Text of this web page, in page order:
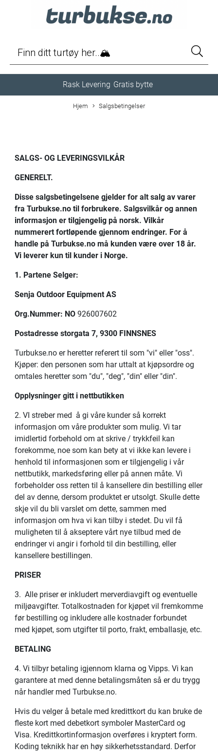
Rask Levering Gratis bytte
Hjem Salgsbetingelser
SALGS- OG LEVERINGSVILKÅR
GENERELT.
Disse salgsbetingelsene gjelder for alt salg av varer
fra Turbukse.no til forbrukere. Salgsvilkår og annen
informasjon er tilgjengelig på norsk. Vilkår
nummerert fortløpende gjennom endringer. For å
handle på Turbukse.no må kunden være over 18 år.
Vi leverer kun til kunder i Norge.
1. Partene Selger:
Senja Outdoor Equipment AS
Org.Nummer: NO 926007602
Postadresse storgata 7, 9300 FINNSNES
Turbukse.no er heretter referert til som "vi" eller "oss".
Kjøper: den personen som har uttalt at kjøpsordre og
omtales heretter som "du", "deg", "din" eller "din".
Opplysninger gitt i nettbutikken
2. VI streber med å gi våre kunder så korrekt
informasjon om våre produkter som mulig. Vi tar
imidlertid forbehold om at skrive / trykkfeil kan
forekomme, noe som kan bety at vi ikke kan levere i
henhold til informasjonen som er tilgjengelig i vår
nettbutikk, markedsføring eller på annen måte. Vi
forbeholder oss retten til å kansellere din bestilling eller
del av denne, dersom produktet er utsolgt. Skulle dette
skje vil du bli varslet om dette, sammen med
informasjon om hva vi kan tilby i stedet. Du vil få
muligheten til å akseptere vårt nye tilbud med de
endringer vi angir i forhold til din bestilling, eller
kansellere bestillingen.
PRISER
3. Alle priser er inkludert merverdiavgift og eventuelle
miljøavgifter. Totalkostnaden for kjøpet vil fremkomme
før bestilling og inkludere alle kostnader forbundet
med kjøpet, som utgifter til porto, frakt, emballasje, etc.
BETALING
4. Vi tilbyr betaling igjennom klarna og Vipps. Vi kan
garantere at med denne betalingsmåten så er du trygg
når handler med Turbukse.no.
Hvis du velger å betale med kredittkort du kan bruke de
fleste kort med debetkort symboler MasterCard og
Visa. Kredittkortinformasjon overføres i kryptert form.
Koding teknikk har en høy sikkerhetsstandard. Derfor